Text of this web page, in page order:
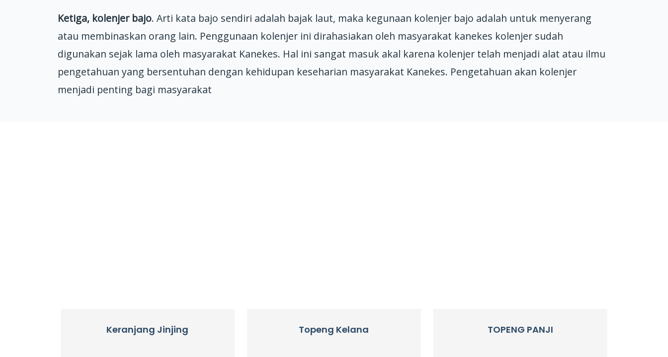
Ketiga, kolenjer bajo. Arti kata bajo sendiri adalah bajak laut, maka kegunaan kolenjer bajo adalah untuk menyerang
atau membinaskan orang lain. Penggunaan kolenjer ini dirahasiakan oleh masyarakat kanekes kolenjer sudah
digunakan sejak lama oleh masyarakat Kanekes. Hal ini sangat masuk akal karena kolenjer telah menjadi alat atau ilmu
pengetahuan yang bersentuhan dengan kehidupan keseharian masyarakat Kanekes. Pengetahuan akan kolenjer
menjadi penting bagi masyarakat
Keranjang Jinjing Topeng Kelana TOPENG PANJI